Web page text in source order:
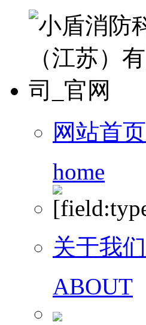
网站首页
home
关于我们
ABOUT